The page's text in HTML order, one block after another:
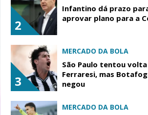
2
Infantino dá prazo
aprovar plano para a
3
MERCADO DA BOLA
São Paulo tentou
Ferraresi, mas
negou
MERCADO DA BOLA